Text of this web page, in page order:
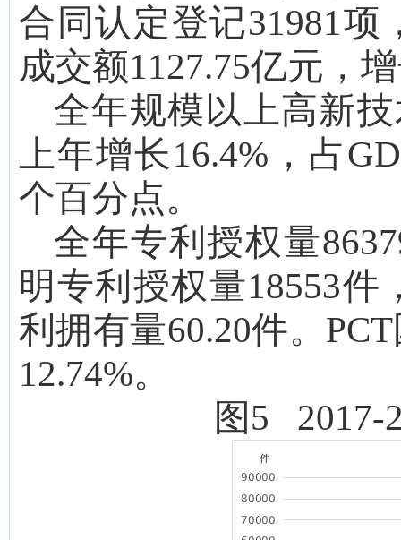
合同认定登记31981项
成交额1127.75亿元，
全年规模以上高新
上年增长16.4%，占
个百分点。
全年专利授权量
明专利授权量18553件
利拥有量60.20件。
12.74%。
图 5 2017-